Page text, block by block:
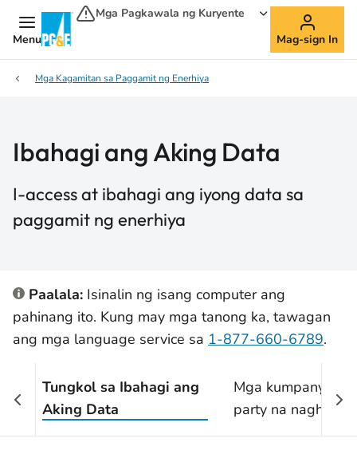
Menu
Mga Pagkawala ng Kuryente
Mag-sign In
Mga Kagamitan sa Paggamit ng Enerhiya
Ibahagi ang Aking Data
I-access at ibahagi ang iyong data sa
paggamit ng enerhiya
Paalala: Isinalin ng isang computer ang
pahinang ito. Kung may mga tanong ka, tawagan
ang mga language service sa 1-877-660-6789.
Tungkol sa Ibahagi ang
Aking Data
Mga kumpanya
party na
data ng customer